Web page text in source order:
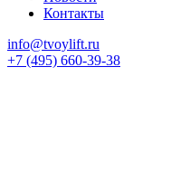
Контакты
info@tvoylift.ru
+7 (495) 660-39-38